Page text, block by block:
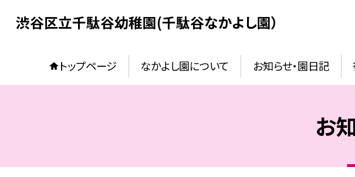
渋谷区立千駄谷幼稚園(千駄谷なかよし園）
トップページ なかよし園について お知らせ・園日記
お